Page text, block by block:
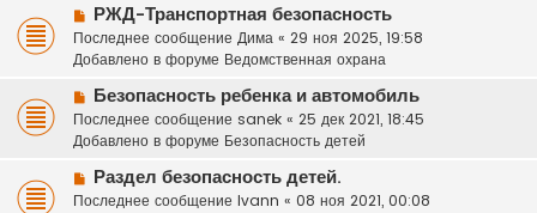
о
о
б
е
н
и
е
Н
о
в
е
с
о
б
щ
РЖД-Транспортная безопасность
Последнее сообщение Дима « 29 ноя 2025, 19:58
Добавлено в форуме Ведомственная охрана
Н
о
в
е
с
Безопасность ребенка и автомобиль
Последнее сообщение sanek « 25 дек 2021, 18:45
Добавлено в форуме Безопасность детей
Н
о
Раздел безопасность детей.
Последнее сообщение Ivann « 08 ноя 2021, 00:08